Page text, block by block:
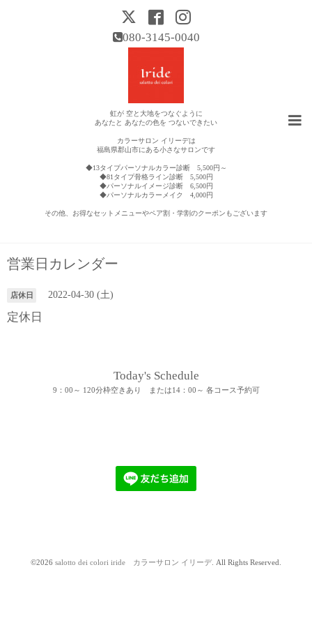
080-3145-0040
虹が 空と大地をつなぐように
あなたと あなたの色を つないできたい
カラーサロン イリーデは
福島県郡山市にある小さなサロンです
◆13タイプパーソナルカラー診断 5,500円～
◆81タイプ骨格ライン診断 5,500円
◆パーソナルイメージ診断 6,500円
◆パーソナルカラーメイク 4,000円
その他、お得なセットメニューやペア割・学割のクーポンもございます
営業日カレンダー
店休日 2022-04-30 (土)
定休日
Today's Schedule
9：00～ 120分枠空きあり または14：00～ 各コース予約可
©2026 salotto dei colori iride カラーサロン イリーデ. All Rights Reserved.